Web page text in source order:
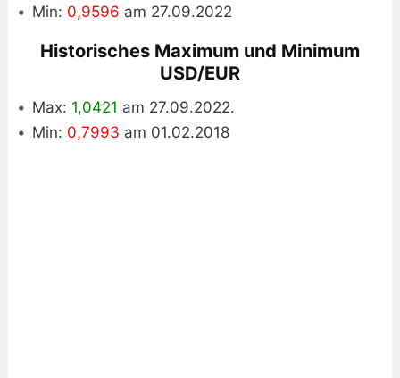
Min: 0,9596 am 27.09.2022
Historisches Maximum und Minimum
USD/EUR
Max: 1,0421 am 27.09.2022.
Min: 0,7993 am 01.02.2018